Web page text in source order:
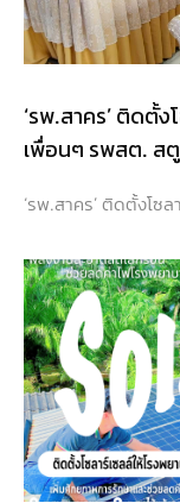
‘รพ.สาคร’ ติดตั้ง
เพื่อนๆ รพสต. ส
‘รพ.สาคร’ ติดตั้งโซล